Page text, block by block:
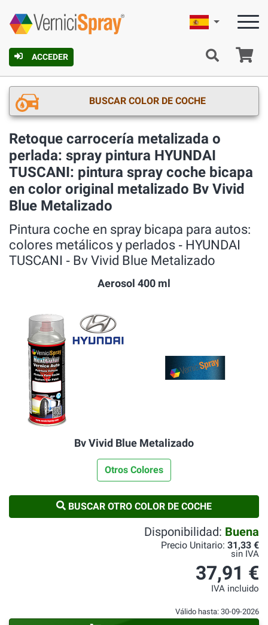
ACCEDER
Español
BUSCAR COLOR DE COCHE
Retoque carrocería metalizada o
perlada: spray pintura HYUNDAI
TUSCANI: pintura spray coche bicapa
en color original metalizado Bv Vivid
Blue Metalizado
Pintura coche en spray bicapa para autos:
colores metálicos y perlados ‐ HYUNDAI
TUSCANI ‐ Bv Vivid Blue Metalizado
Aerosol 400 ml
Bv Vivid Blue Metalizado
Otros Colores
BUSCAR OTRO COLOR DE COCHE
Disponibilidad: Buena
Precio Unitario: 31,33 €
sin IVA
37,91 €
IVA incluido
Válido hasta: 30-09-2026